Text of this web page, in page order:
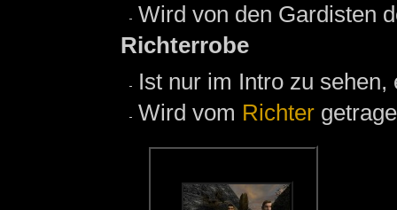
Wird von den Gardisten
Richterrobe
Ist nur im Intro zu
Wird vom Richter